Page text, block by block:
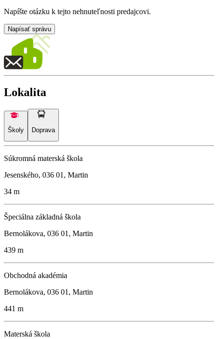
Napíšte otázku k tejto nehnuteľnosti predajcovi.
Napísať správu
Lokalita
Školy Doprava
Súkromná materská škola
Jesenského, 036 01, Martin
34 m
Špeciálna základná škola
Bernolákova, 036 01, Martin
439 m
Obchodná akadémia
Bernolákova, 036 01, Martin
441 m
Materská škola